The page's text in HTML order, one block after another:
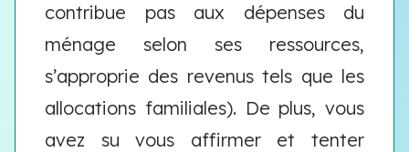
contribue pas aux dépenses du
ménage selon ses ressources,
s’approprie des revenus tels que les
allocations familiales). De plus, vous
avez su vous affirmer et tenter